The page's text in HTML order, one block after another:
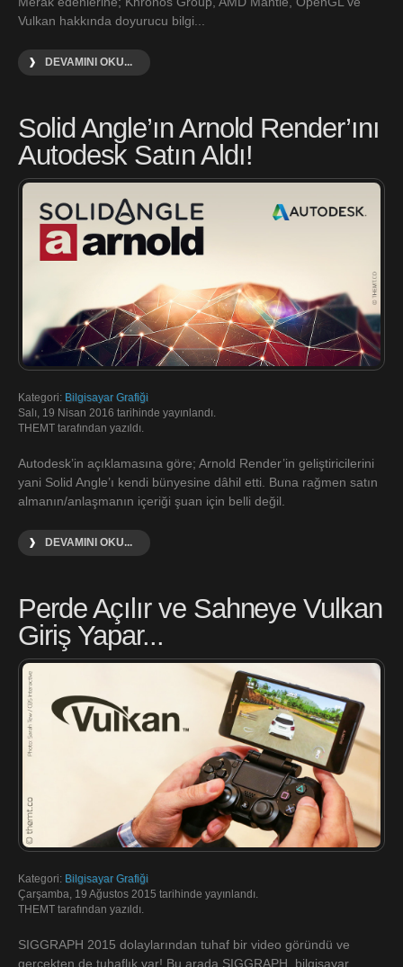
Vulkan hakkında doyurucu bilgi...
DEVAMINI OKU...
Solid Angle’ın Arnold Render’ını
Autodesk Satın Aldı!
Kategori: Bilgisayar Grafiği
Salı, 19 Nisan 2016 tarihinde yayınlandı.
THEMT tarafından yazıldı.
Autodesk’in açıklamasına göre; Arnold Render’in geliştiricilerini
yani Solid Angle’ı kendi bünyesine dâhil etti. Buna rağmen satın
almanın/anlaşmanın içeriği şuan için belli değil.
DEVAMINI OKU...
Perde Açılır ve Sahneye Vulkan
Giriş Yapar...
Kategori: Bilgisayar Grafiği
Çarşamba, 19 Ağustos 2015 tarihinde yayınlandı.
THEMT tarafından yazıldı.
SIGGRAPH 2015 dolaylarından tuhaf bir video göründü ve
gerçekten de tuhaflık var! Bu arada SIGGRAPH, bilgisayar